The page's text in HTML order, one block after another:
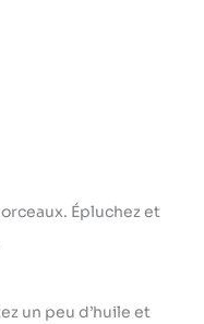
Épluchez et
un peu d’huile et